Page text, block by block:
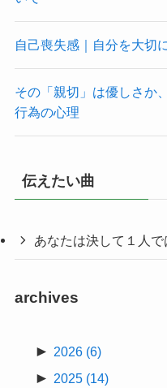
自己喪失感｜自分を大切
その「親切」は優しさか
行為の心理
伝えたい曲
あなたは決して１人で
archives
► 2026 (6)
► 2025 (14)